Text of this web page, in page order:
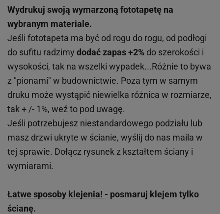
Wydrukuj swoją wymarzoną fototapetę na
wybranym materiale.
Jeśli fototapeta ma być od rogu do rogu, od podłogi
do sufitu radzimy dodać zapas +2% do szerokości i
wysokości, tak na wszelki wypadek...Różnie to bywa
z "pionami" w budownictwie. Poza tym w samym
druku może wystąpić niewielka różnica w rozmiarze,
tak + /- 1%, weź to pod uwagę.
Jeśli potrzebujesz niestandardowego podziału lub
masz drzwi ukryte w ścianie, wyślij do nas maila w
tej sprawie. Dołącz rysunek z kształtem ściany i
wymiarami.
Łatwe sposoby klejenia! - posmaruj klejem tylko
ścianę.